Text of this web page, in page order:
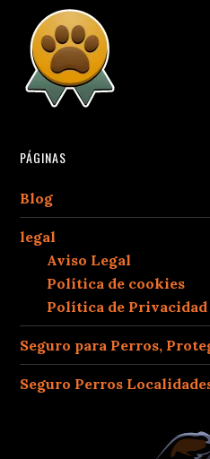
PÁGINAS
Blog
legal
Aviso Legal
Política de cookies
Política de Privacidad
Seguro para Perros,
Seguro Perros